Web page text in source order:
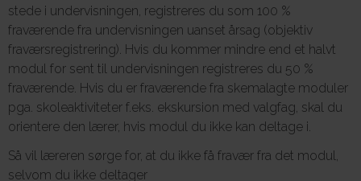
stede i undervisningen, registreres du som 100 %
fraværende fra undervisningen uanset årsag (objektiv
fraværsregistrering). Hvis du kommer mindre end et halvt
modul for sent til undervisningen registreres du 50 %
fraværende. Hvis du er fraværende fra skemalagte moduler
pga. skoleaktiviteter f.eks. ekskursion med valgfag, skal du
orientere den lærer, hvis modul du ikke kan deltage i.
Så vil læreren sørge for, at du ikke få fravær fra det modul,
selvom du ikke deltager